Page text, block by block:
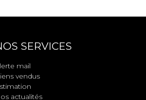
SERVICES
mail
vendus
actualités